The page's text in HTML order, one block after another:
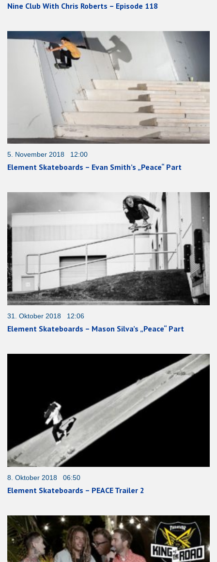
Nine Club With Chris Roberts – Episode 118
5. November 2018 12:00
Element Skateboards – Evan Smith’s „Peace“ Part
31. Oktober 2018 12:06
Element Skateboards – Mason Silva’s „Peace“ Part
8. Oktober 2018 06:50
Element Skateboards – PEACE Trailer 2